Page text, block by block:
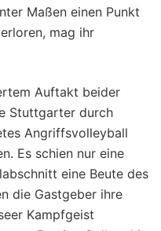
Maßen einen Punkt
mag ihr
Auftakt beider
Stuttgarter durch
Angriffsvolleyball
Es schien nur eine
eine Beute des
die Gastgeber ihre
Kampfgeist